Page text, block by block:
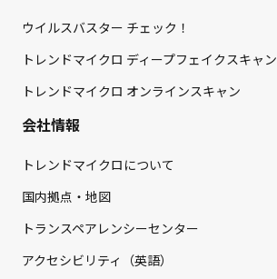
ウイルスバスター チェック！
トレンドマイクロ ディープフェイクスキャン
トレンドマイクロ オンラインスキャン
会社情報
トレンドマイクロについて
国内拠点・地図
トランスペアレンシーセンター
アクセシビリティ（英語）